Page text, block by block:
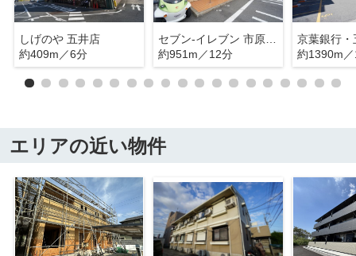
しげのや 五井店
約409m／6分
セブン‐イレブン 市原更級１丁目店
約951m／12分
京葉銀行・
約1390m
エリアの近い物件